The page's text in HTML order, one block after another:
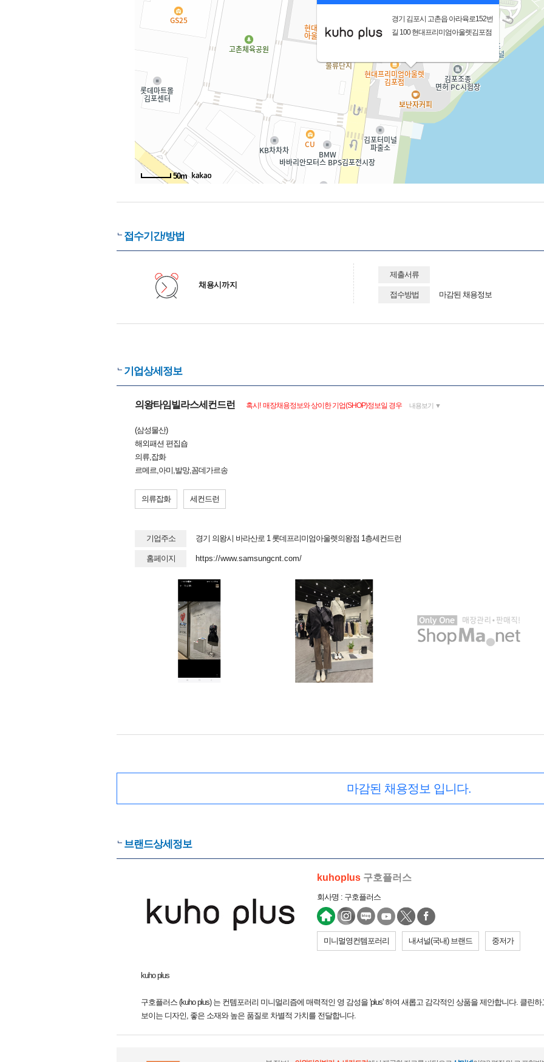
경기 김포시 고촌읍 아라육로152번
길 100 현대프리미엄아울렛김포점
50m
접수기간/방법
채용시까지
제출서류
접수방법 마감된 채용정보
기업상세정보
의왕타임빌라스세컨드런 혹시! 매장채용정보와 상이한 기업(SHOP)정보일 경우 내용보기 ▼
(삼성물산)
해외패션 편집숍
의류,잡화
르메르,아미,발망,꼼데가르송
의류잡화 세컨드런
기업주소 경기 의왕시 바라산로 1 롯데프리미엄아울렛의왕점 1층세컨드런
홈페이지 https://www.samsungcnt.com/
마감된 채용정보 입니다.
브랜드상세정보
kuhoplus 구호플러스
회사명 : 구호플러스
미니멀영컨템포러리 내셔널(국내) 브랜드 중저가
kuho plus
구호플러스 (kuho plus) 는 컨템포러리 미니멀리즘에 매력적인 영 감성을 'plus' 하여 새롭고 감각적인 상품을 제안합니다. 클린
보이는 디자인, 좋은 소재와 높은 품질로 차별적 가치를 전달합니다.